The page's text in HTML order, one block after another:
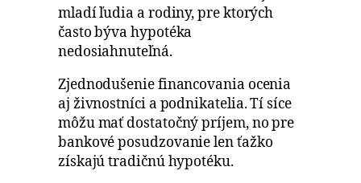
mladí ľudia a rodiny, pre ktorých
často býva hypotéka
nedosiahnuteľná.
Zjednodušenie financovania ocenia
aj živnostníci a podnikatelia. Tí síce
môžu mať dostatočný príjem, no pre
bankové posudzovanie len ťažko
získajú tradičnú hypotéku.